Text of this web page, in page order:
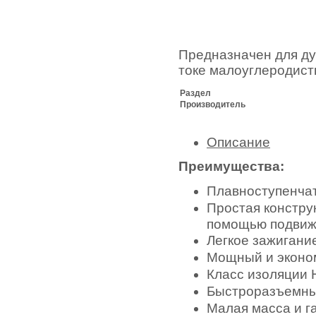
Предназначен для
токе
Раздел
Производитель
Описание
Преимущества:
Простая
помощью
Легкое
Мощный и
Класс
Малая масса и